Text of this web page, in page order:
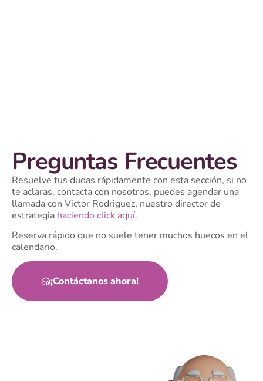
Preguntas Frecuentes
Resuelve tus dudas rápidamente con esta sección, si no
te aclaras, contacta con nosotros, puedes agendar una
llamada con Victor Rodriguez, nuestro director de
estrategia haciendo click aquí.
Reserva rápido que no suele tener muchos huecos en el
calendario.
¡Contáctanos ahora!